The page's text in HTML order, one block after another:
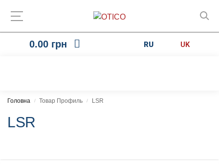
0.00 грн RU UK
Головна / Товар Профиль / LSR
LSR